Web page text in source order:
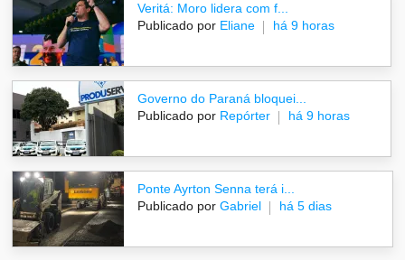
Veritá: Moro lidera com f...
Publicado por Eliane há 9 horas
Governo do Paraná bloquei...
Publicado por Repórter há 9 horas
Ponte Ayrton Senna terá i...
Publicado por Gabriel há 5 dias